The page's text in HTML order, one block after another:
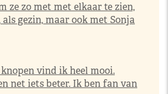
ze zo met met elkaar te zien,
als gezin, maar ook met Sonja
knopen vind ik heel mooi.
net iets beter. Ik ben fan van